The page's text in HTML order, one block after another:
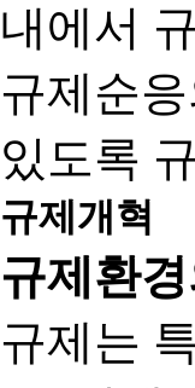
내에서
규제순
있도록
규제개혁
규제환
규제는